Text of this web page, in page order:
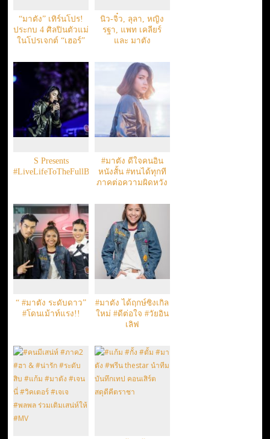
“มาตัง” เทิร์นโปร!
ประกบ 4 ศิลปินตัวแม่
ในโปรเจกต์ “เฮอร์”
นิว-จิ๋ว, ลุลา, หญิง
รฐา, แพท เคลียร์
และ มาตัง
S Presents
#LiveLifeToTheFullBody
#มาตัง ดีใจคนอิน
หนังสั้น #ทนได้ทุกที
ภาคต่อความผิดหวัง
“ #มาตัง ระดับดาว”
#โดนเม้าท์แรง!!
#มาตัง ได้ฤกษ์ซิงเกิล
ใหม่ #ดีต่อใจ #วัยอิน
เลิฟ